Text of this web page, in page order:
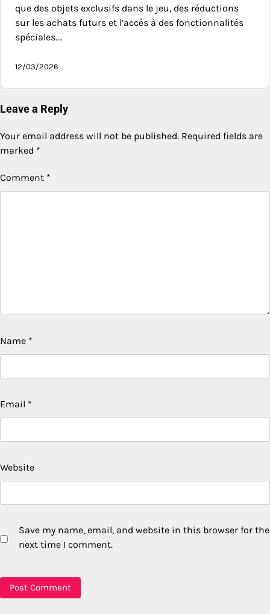
que des objets exclusifs dans le jeu, des réductions
sur les achats futurs et l’accès à des fonctionnalités
spéciales.…
12/03/2026
Leave a Reply
Your email address will not be published. Required fields are
marked *
Comment *
Name *
Email *
Website
Save my name, email, and website in this browser for the
next time I comment.